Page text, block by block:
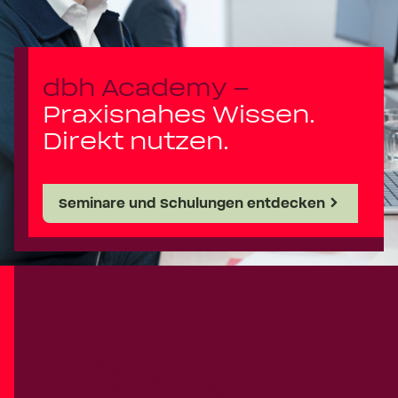
dbh Academy –
Praxisnahes Wissen.
Direkt nutzen.
Seminare und Schulungen entdecken